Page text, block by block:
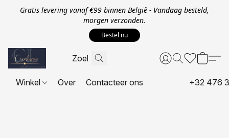
Gratis levering vanaf €99 binnen België - Vandaag besteld,
morgen verzonden.
Bestel nu
Winkel Over Contacteer ons +32 476